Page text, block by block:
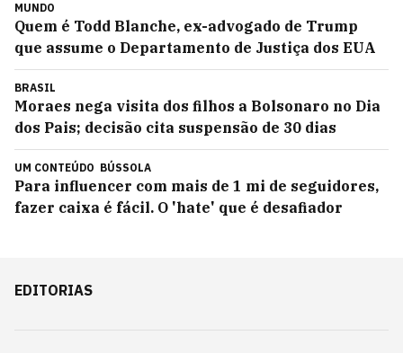
MUNDO
Quem é Todd Blanche, ex-advogado de Trump
que assume o Departamento de Justiça dos EUA
BRASIL
Moraes nega visita dos filhos a Bolsonaro no Dia
dos Pais; decisão cita suspensão de 30 dias
UM CONTEÚDO BÚSSOLA
Para influencer com mais de 1 mi de seguidores,
fazer caixa é fácil. O 'hate' que é desafiador
EDITORIAS